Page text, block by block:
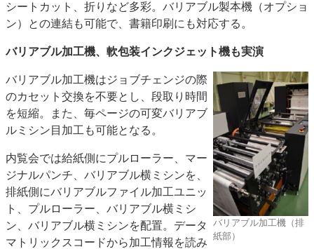
シートカット、折りなど多彩。バリアブル製本機（オプショ
ン）との連結も可能で、書籍印刷にも対応する。
バリアブル加工機、軟包装インクジェット機も実演
バリアブル加工機（排
紙部）
バリアブル加工機はジョブチェンジの際
のカセット交換を不要とし、段取り時間
を短縮。また、毎ページの可変バリアブ
ルミシン目加工も可能となる。
内覧会では給紙側にプルローラー、マー
ジナルパンチ、バリアブル横ミシンを、
排紙側にバリアブルファイル加工ユニッ
ト、プルローラー、バリアブル横ミシ
ン、バリアブル横ミシンを配置。データ
マトリックスコードから加工情報を読み